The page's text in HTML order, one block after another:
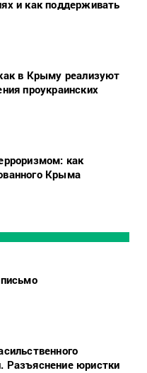
и как поддерживать
в Крыму реализуют
проукраинских
как
Крыма
Разъяснение юристки